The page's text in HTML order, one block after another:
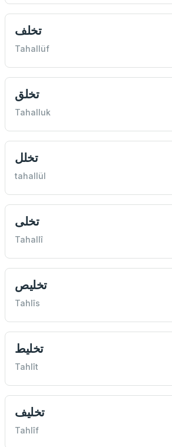
تخلف
Tahallüf
تخلق
Tahalluk
تخلل
tahallül
تخلی
Tahallî
تخليص
Tahlîs
تخليط
Tahlît
تخليف
Tahlîf